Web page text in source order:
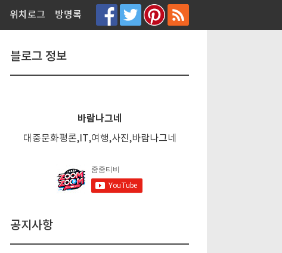
위치로그 방명록
블로그 정보
바람나그네
대중문화평론,IT,여행,사진,바람나그네
공지사항